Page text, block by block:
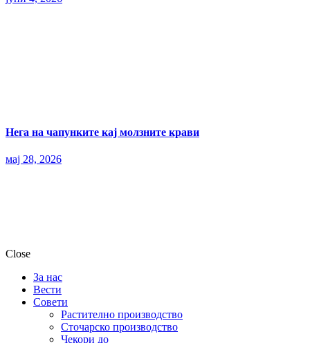
Нега на чапунките кај молзните крави
мај 28, 2026
Close
За нас
Вести
Совети
Растително производство
Сточарско производство
Чекори до